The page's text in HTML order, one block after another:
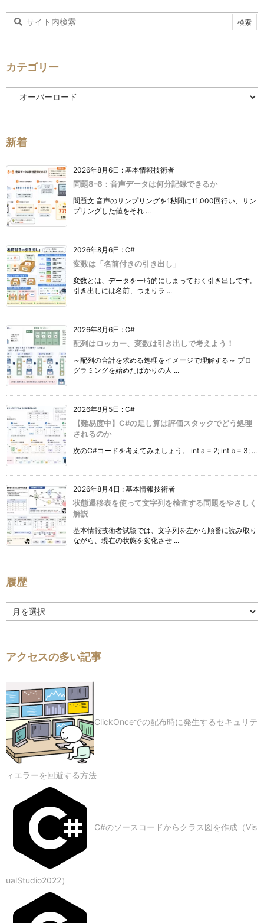
カテゴリー
テ
ー
新着
2026年8月6日 : 基本情報技術者
問題8-6：音声データは何分記録できるか
問題文 音声のサンプリングを1秒間に11,000回行い、サン
プリングした値をそれ ...
2026年8月6日 : C#
変数は「名前付きの引き出し」
変数とは、データを一時的にしまっておく引き出しです。
引き出しには名前、つまりラ ...
2026年8月6日 : C#
配列はロッカー、変数は引き出しで考えよう！
～配列の合計を求める処理をイメージで理解する～ プロ
グラミングを始めたばかりの人 ...
2026年8月5日 : C#
【難易度中】C#の足し算は評価スタックでどう処理
されるのか
次のC#コードを考えてみましょう。 int a = 2; int b = 3; ...
2026年8月4日 : 基本情報技術者
状態遷移表を使って文字列を検査する問題をやさしく
解説
基本情報技術者試験では、文字列を左から順番に読み取り
ながら、現在の状態を変化させ ...
履歴
歴
アクセスの多い記事
ClickOnceでの配布時に発生するセキュリテ
ィエラーを回避する方法
C#のソースコードからクラス図を作成（Vis
ualStudio2022）